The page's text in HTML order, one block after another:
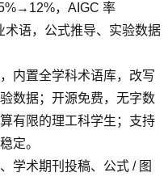
，AIGC 率
语，公式推导、实验数据
内置全学科术语库，改写
数据；开源免费，无字数
有限的理工科学生；支持
定。
学术期刊投稿、公式 / 图